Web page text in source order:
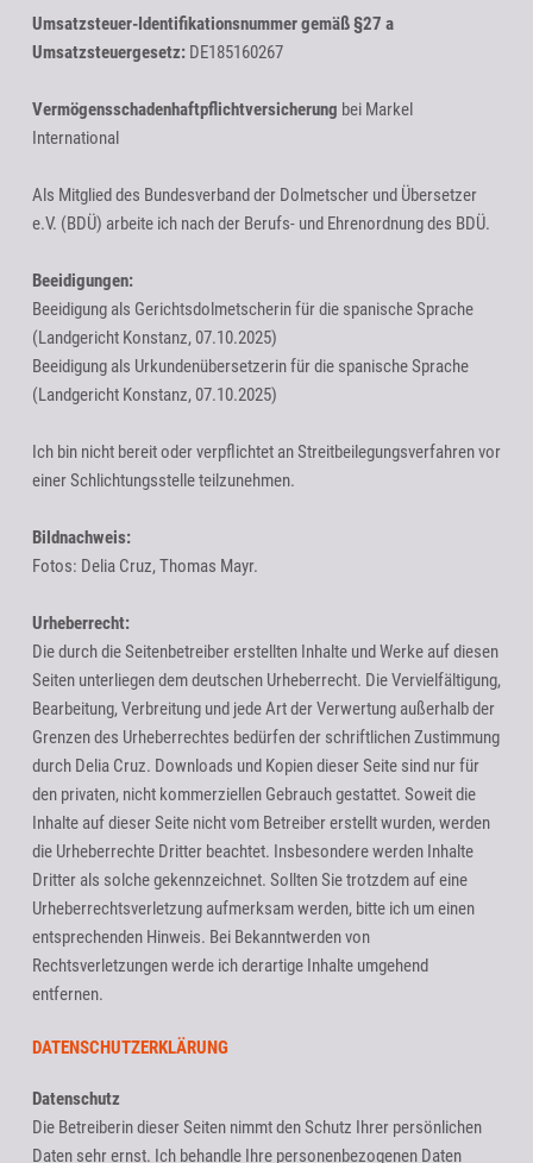
Umsatzsteuer-Identifikationsnummer gemäß §27 a
Umsatzsteuergesetz:DE185160267
Vermögensschadenhaftpflichtversicherung bei Markel
International
Als Mitglied des Bundesverband der Dolmetscher und Übersetzer
e.V. (BDÜ) arbeite ich nach der Berufs- und Ehrenordnung des BDÜ.
Beeidigungen:
Beeidigung als Gerichtsdolmetscherin für die spanische Sprache
(Landgericht Konstanz, 07.10.2025)
Beeidigung als Urkundenübersetzerin für die spanische Sprache
(Landgericht Konstanz, 07.10.2025)
Ich bin nicht bereit oder verpflichtet an Streitbeilegungsverfahren vor
einer Schlichtungsstelle teilzunehmen.
Bildnachweis:
Fotos: Delia Cruz, Thomas Mayr.
Urheberrecht:
Die durch die Seitenbetreiber erstellten Inhalte und Werke auf diesen
Seiten unterliegen dem deutschen Urheberrecht. Die Vervielfältigung,
Bearbeitung, Verbreitung und jede Art der Verwertung außerhalb der
Grenzen des Urheberrechtes bedürfen der schriftlichen Zustimmung
durch Delia Cruz. Downloads und Kopien dieser Seite sind nur für
den privaten, nicht kommerziellen Gebrauch gestattet. Soweit die
Inhalte auf dieser Seite nicht vom Betreiber erstellt wurden, werden
die Urheberrechte Dritter beachtet. Insbesondere werden Inhalte
Dritter als solche gekennzeichnet. Sollten Sie trotzdem auf eine
Urheberrechtsverletzung aufmerksam werden, bitte ich um einen
entsprechenden Hinweis. Bei Bekanntwerden von
Rechtsverletzungen werde ich derartige Inhalte umgehend
entfernen.
DATENSCHUTZERKLÄRUNG
Datenschutz
Die Betreiberin dieser Seiten nimmt den Schutz Ihrer persönlichen
Daten sehr ernst. Ich behandle Ihre personenbezogenen Daten